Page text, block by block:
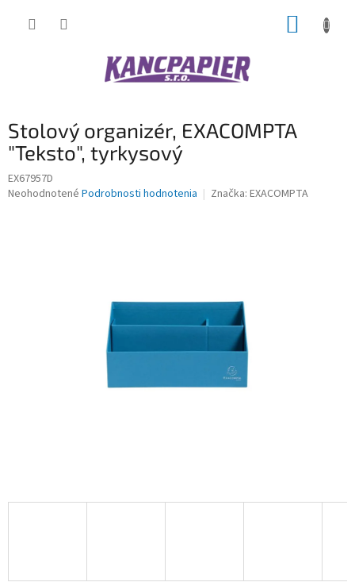
Stolový organizér, EXACOMPTA
"Teksto", tyrkysový
EX67957D
Priemerné
Neohodnotené Podrobnosti hodnotenia Značka: EXACOMPTA